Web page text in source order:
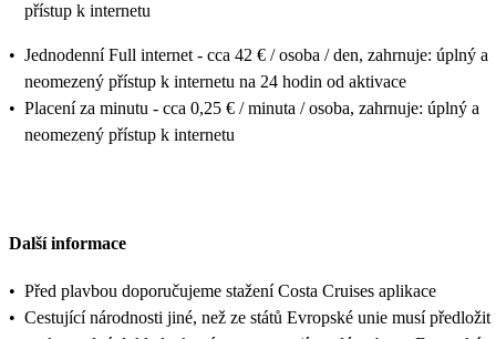
přístup k internetu
• Jednodenní Full internet - cca 42 € / osoba / den, zahrnuje: úplný a
neomezený přístup k internetu na 24 hodin od aktivace
• Placení za minutu - cca 0,25 € / minuta / osoba, zahrnuje: úplný a
neomezený přístup k internetu
Další informace
• Před plavbou doporučujeme stažení Costa Cruises aplikace
• Cestující národnosti jiné, než ze států Evropské unie musí předložit